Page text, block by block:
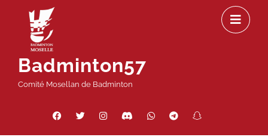
contenu
Badminton57
Comité Mosellan de Badminton
Facebook
Twitter InstagramDiscordWhatsAppTelegram